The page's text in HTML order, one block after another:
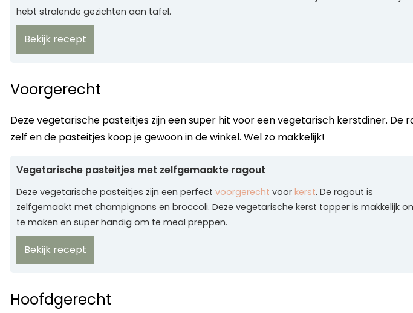
hebt stralende gezichten aan tafel.
Bekijk recept
Voorgerecht
Deze vegetarische pasteitjes zijn een super hit voor een vegetarisch kerstdiner. De
zelf en de pasteitjes koop je gewoon in de winkel. Wel zo makkelijk!
Vegetarische pasteitjes met zelfgemaakte ragout
Deze vegetarische pasteitjes zijn een perfect voorgerecht voor kerst. De ragout is
zelfgemaakt met champignons en broccoli. Deze vegetarische kerst topper is makkelijk
te maken en super handig om te meal preppen.
Bekijk recept
Hoofdgerecht